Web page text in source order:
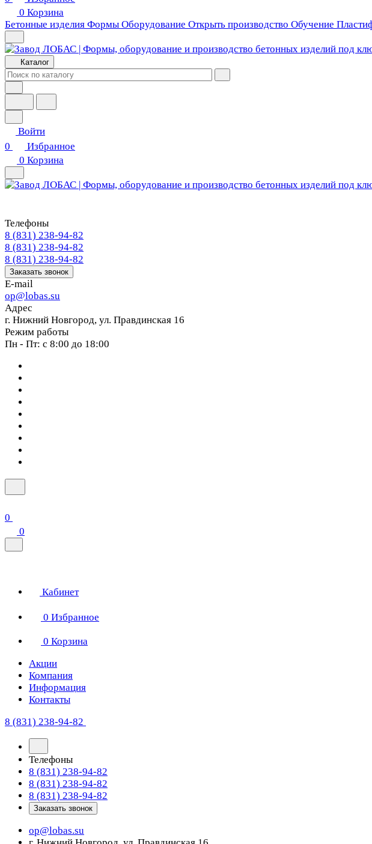
0 Корзина
Бетонные изделия Формы Оборудование Открыть производство Обучение
Каталог
Войти
0
Избранное
0 Корзина
Телефоны
8 (831) 238-94-82
8 (831) 238-94-82
8 (831) 238-94-82
Заказать звонок
E-mail
op@lobas.su
Адрес
г. Нижний Новгород, ул. Правдинская 16
Режим работы
Пн - Пт: с 8:00 до 18:00
0
0
Кабинет
0 Избранное
0 Корзина
Акции
Компания
Информация
Контакты
8 (831) 238-94-82
Телефоны
8 (831) 238-94-82
8 (831) 238-94-82
8 (831) 238-94-82
Заказать звонок
op@lobas.su